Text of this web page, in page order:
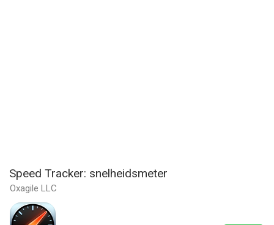
Speed Tracker: snelheidsmeter
Oxagile LLC